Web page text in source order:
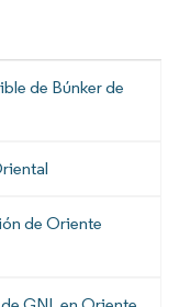
de Búnker de
de Oriente